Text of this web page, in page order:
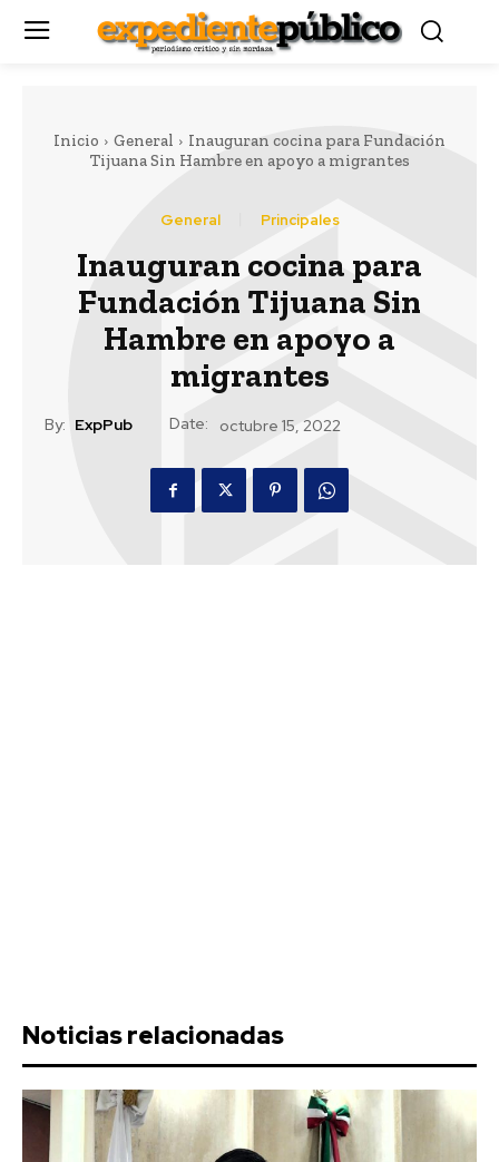
Inicio General
Inauguran cocina para Fundación
Tijuana Sin Hambre en apoyo a migrantes
General Principales
Inauguran cocina para
Fundación Tijuana Sin
Hambre en apoyo a
migrantes
By: ExpPub Date: octubre 15, 2022
Noticias relacionadas